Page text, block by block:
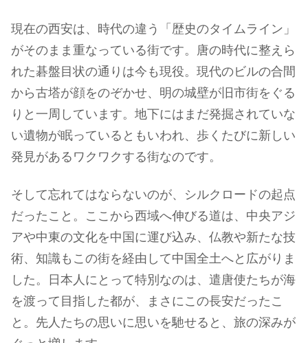
現在の西安は、時代の違う「歴史のタイムライン」
がそのまま重なっている街です。唐の時代に整えら
れた碁盤目状の通りは今も現役。現代のビルの合間
から古塔が顔をのぞかせ、明の城壁が旧市街をぐる
りと一周しています。地下にはまだ発掘されていな
い遺物が眠っているともいわれ、歩くたびに新しい
発見があるワクワクする街なのです。
そして忘れてはならないのが、シルクロードの起点
だったこと。ここから西域へ伸びる道は、中央アジ
アや中東の文化を中国に運び込み、仏教や新たな技
術、知識もこの街を経由して中国全土へと広がりま
した。日本人にとって特別なのは、遣唐使たちが海
を渡って目指した都が、まさにこの長安だったこ
と。先人たちの思いに思いを馳せると、旅の深みが